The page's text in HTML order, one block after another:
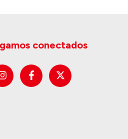
conectados